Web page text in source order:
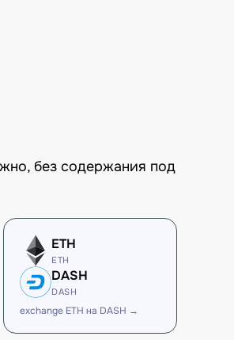
без содержания под
ETH
ETH
DASH
DASH
exchange ETH на DASH →